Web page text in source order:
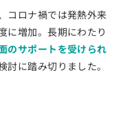
コロナ禍では発熱外来
に増加。長期にわたり
のサポートを受けられ
討に踏み切りました。